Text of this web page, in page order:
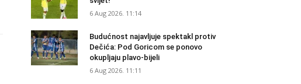
6 Aug 2026. 11:14
Budućnost najavljuje spektakl protiv
Dečića: Pod Goricom se ponovo
okupljaju plavo-bijeli
6 Aug 2026. 11:11